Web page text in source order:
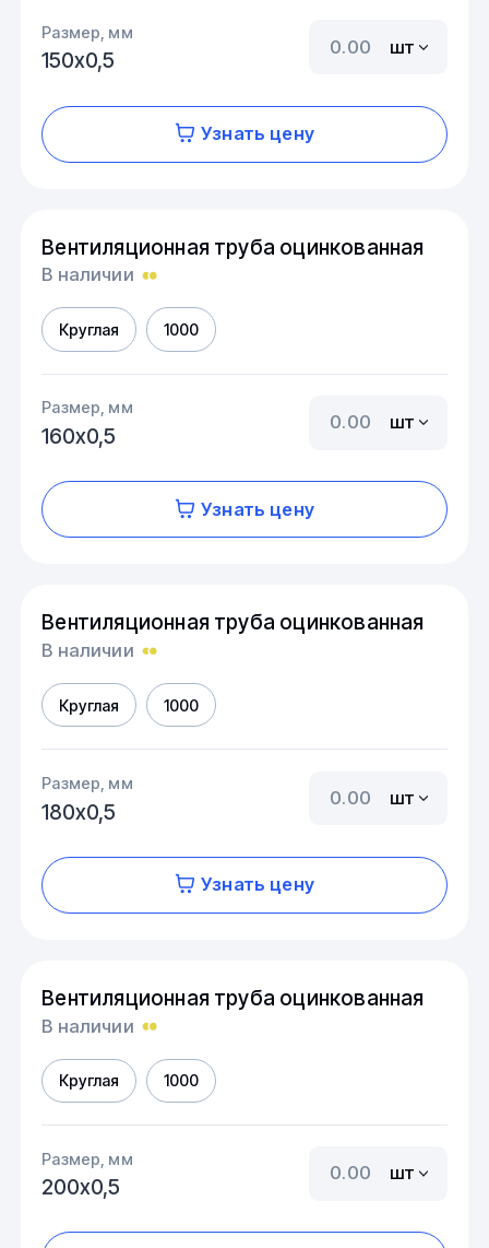
Размер, мм
150х0,5
шт
Узнать цену
Вентиляционная труба оцинкованная
В наличии
Круглая 1000
Размер, мм
160х0,5
шт
Узнать цену
Вентиляционная труба оцинкованная
В наличии
Круглая 1000
Размер, мм
180х0,5
шт
Узнать цену
Вентиляционная труба оцинкованная
В наличии
Круглая 1000
Размер, мм
200х0,5
шт